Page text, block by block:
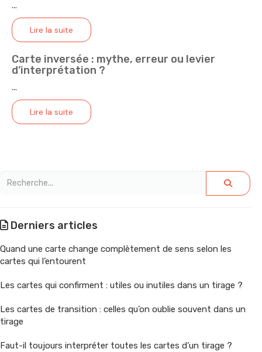
...
Lire la suite
Carte inversée : mythe, erreur ou levier
d’interprétation ?
...
Lire la suite
Derniers articles
Quand une carte change complètement de sens selon les
cartes qui l’entourent
Les cartes qui confirment : utiles ou inutiles dans un tirage ?
Les cartes de transition : celles qu’on oublie souvent dans un
tirage
Faut-il toujours interpréter toutes les cartes d’un tirage ?